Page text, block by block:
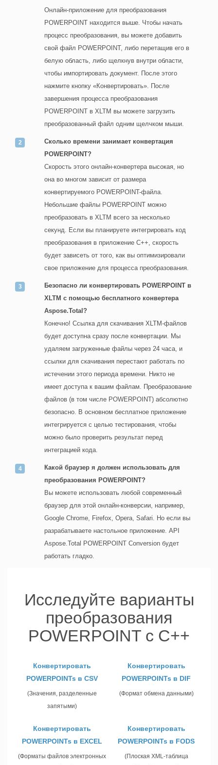
Онлайн-приложение для преобразования
POWERPOINT находится выше. Чтобы начать
процесс преобразования, вы можете добавить
свой файл POWERPOINT, либо перетащив его в
белую область, либо щелкнув внутри области,
чтобы импортировать документ. После этого
нажмите кнопку «Конвертировать». После
завершения процесса преобразования
POWERPOINT в XLTM вы можете загрузить
преобразованный файл одним щелчком мыши.
Сколько времени занимает конвертация
POWERPOINT?
Скорость этого онлайн-конвертера высокая, но
она во многом зависит от размера
конвертируемого POWERPOINT-файла.
Небольшие файлы POWERPOINT можно
преобразовать в XLTM всего за несколько
секунд. Если вы планируете интегрировать код
преобразования в приложение C++, скорость
будет зависеть от того, как вы оптимизировали
свое приложение для процесса преобразования.
Безопасно ли конвертировать POWERPOINT в
XLTM с помощью бесплатного конвертера
Aspose.Total?
Конечно! Ссылка для скачивания XLTM-файлов
будет доступна сразу после конвертации. Мы
удаляем загруженные файлы через 24 часа, и
ссылки для скачивания перестают работать по
истечении этого периода времени. Никто не
имеет доступа к вашим файлам. Преобразование
файлов (в том числе POWERPOINT) абсолютно
безопасно. В основном бесплатное приложение
интегрируется с целью тестирования, чтобы
можно было проверить результат перед
интеграцией кода.
Какой браузер я должен использовать для
преобразования POWERPOINT?
Вы можете использовать любой современный
браузер для этой онлайн-конверсии, например,
Google Chrome, Firefox, Opera, Safari. Но если вы
разрабатываете настольное приложение. API
Aspose.Total POWERPOINT Conversion будет
работать гладко.
Исследуйте варианты
преобразования
POWERPOINT с C++
Конвертировать
POWERPOINTs в CSV
(Значения, разделенные
запятыми)
Конвертировать
POWERPOINTs в DIF
(Формат обмена данными)
Конвертировать
POWERPOINTs в EXCEL
(Форматы файлов электронных
Конвертировать
POWERPOINTs в FODS
(Плоская XML-таблица